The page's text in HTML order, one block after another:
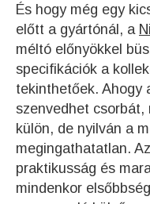
És hogy még egy
előtt a gyártónál, a
méltó előnyökkel
specifikációk a
tekinthetőek. Ahogy
szenvedhet csorbát,
külön, de nyilván a
megingathatatlan.
praktikusság és
mindenkor